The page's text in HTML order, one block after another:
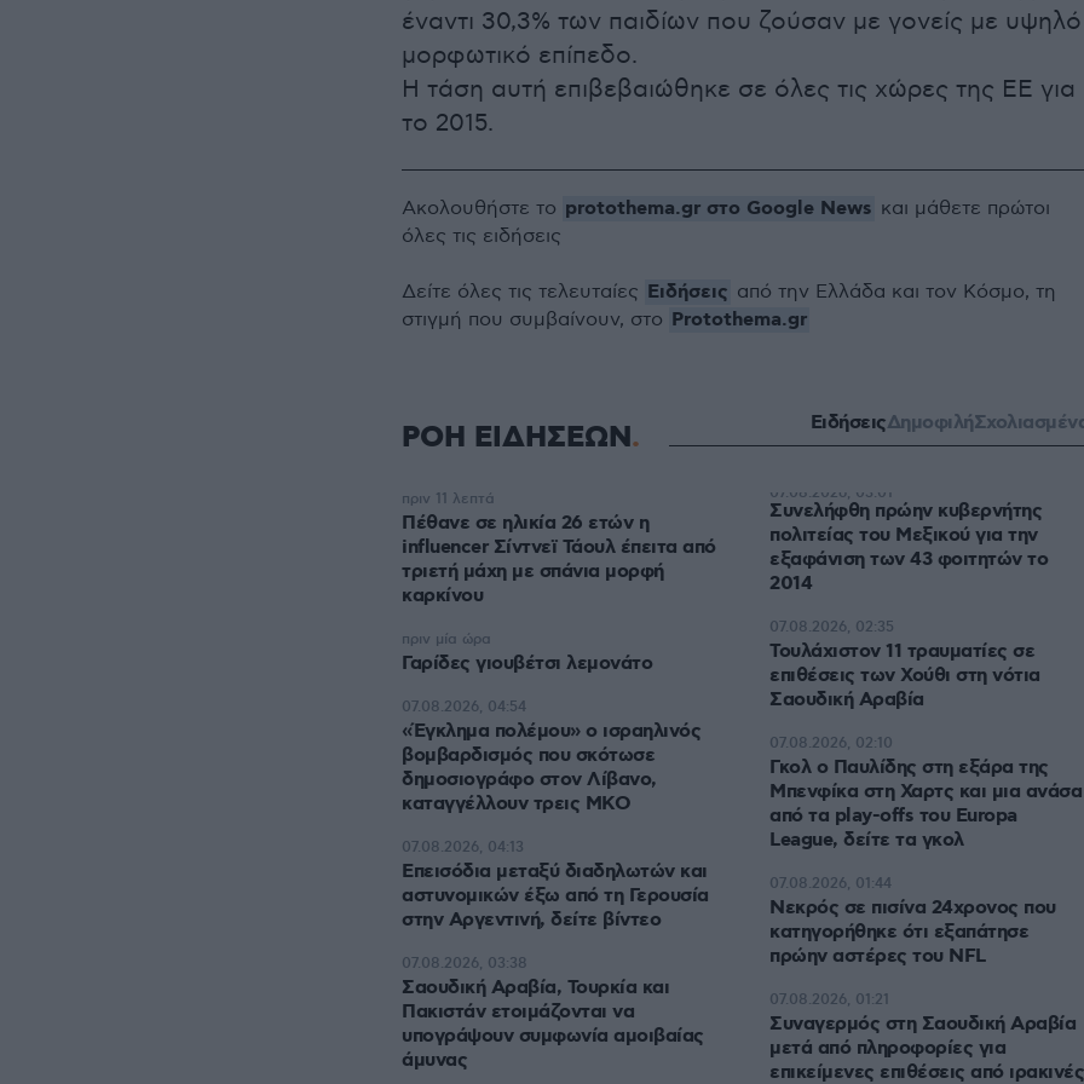
έναντι 30,3% των παιδίων που ζούσαν με γονείς με υψηλό
μορφωτικό επίπεδο.
Η τάση αυτή επιβεβαιώθηκε σε όλες τις χώρες της ΕΕ για
το 2015.
Ακολουθήστε το protothema.gr στο Google News και μάθετε πρώτοι
όλες τις ειδήσεις
Δείτε όλες τις τελευταίες Ειδήσεις από την Ελλάδα και τον Κόσμο, τη
στιγμή που συμβαίνουν, στο Protothema.gr
ΡΟΗ ΕΙΔΗΣΕΩΝ ΕιδήσειςΔημοφιλή
Πέθανε σε ηλικία 26 ετών η
influencer Σίντνεϊ Τάουλ έπειτα από
τριετή μάχη με σπάνια μορφή
καρκίνου
πριν 11 λεπτά
Γαρίδες γιουβέτσι λεμονάτο
πριν μία ώρα
«Έγκλημα πολέμου» ο ισραηλινός
βομβαρδισμός που σκότωσε
δημοσιογράφο στον Λίβανο,
καταγγέλλουν τρεις ΜΚΟ
07.08.2026, 04:54
Επεισόδια μεταξύ διαδηλωτών και
αστυνομικών έξω από τη Γερουσία
στην Αργεντινή, δείτε βίντεο
07.08.2026, 04:13
Σαουδική Αραβία, Τουρκία και
Πακιστάν ετοιμάζονται να
υπογράψουν συμφωνία αμοιβαίας
άμυνας
07.08.2026, 03:38
Συνελήφθη πρώην κυβερνήτης
πολιτείας του Μεξικού για την
εξαφάνιση των 43 φοιτητών το
2014
07.08.2026, 03:01
Τουλάχιστον 11 τραυματίες σε
επιθέσεις των Χούθι στη νότια
Σαουδική Αραβία
07.08.2026, 02:35
Γκολ ο Παυλίδης στη εξάρα της
Μπενφίκα στη Χαρτς και μια ανάσα
από τα play-offs του Europa
League, δείτε τα γκολ
07.08.2026, 02:10
Νεκρός σε πισίνα 24χρονος που
κατηγορήθηκε ότι εξαπάτησε
πρώην αστέρες του NFL
07.08.2026, 01:44
Συναγερμός στη Σαουδική Αραβία
μετά από πληροφορίες για
επικείμενες επιθέσεις από ιρακινές
07.08.2026, 01:21